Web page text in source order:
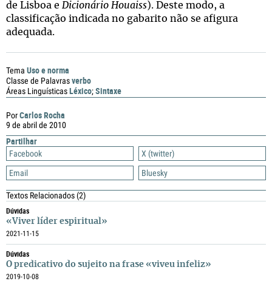
PorCarlos Rocha
9 de abril de 2010
Partilhar
Facebook
X (twitter)
Email
Bluesky
Textos Relacionados(2)
Dúvidas
«Viver líder espiritual»
2021-11-15
Dúvidas
O predicativo do sujeito na frase «viveu infeliz»
2019-10-08
de Lisboa e Dicionário Houaiss). Deste modo, a
classificação indicada no gabarito não se afigura
adequada.
Tema Uso e norma
Classe de Palavrasverbo
Áreas LinguísticasLéxico;Sintaxe